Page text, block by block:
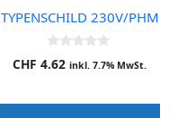
TYPENSCHILD 230V/PHM
0
o
o
CHF 4.62 inkl. 7.7% MwSt.